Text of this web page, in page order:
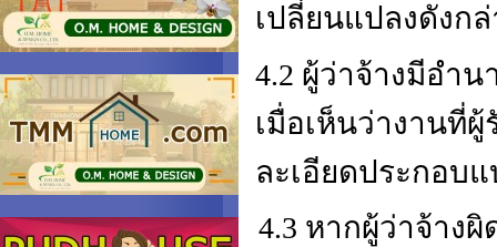
เปลี่ยนแปลงดังก
4.2 ผู้ว่าจ้างมีอำ
เมื่อเห็นว่างานที่
ละเอียดประกอบ
4.3 หากผู้ว่าจ้าง